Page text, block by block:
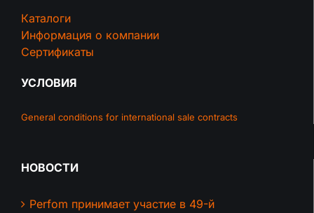
Каталоги
Информация о компании
Сертификаты
УСЛОВИЯ
General conditions for international sale contracts
НОВОСТИ
Perfom принимает участие в 49-й